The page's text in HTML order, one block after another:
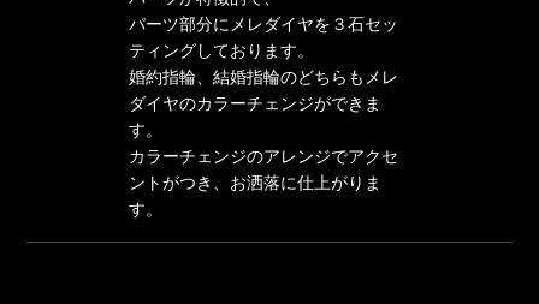
パーツ部分にメレダイヤを３石セッ
ティングしております。
婚約指輪、結婚指輪のどちらもメレ
ダイヤのカラーチェンジができま
す。
カラーチェンジのアレンジでアクセ
ントがつき、お洒落に仕上がりま
す。